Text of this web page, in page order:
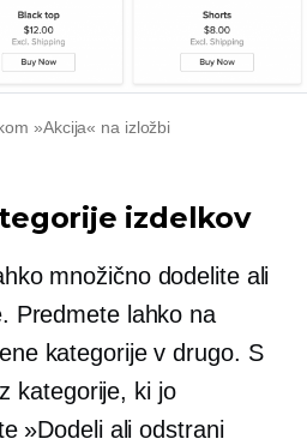
»Akcija« na izložbi
izdelkov
množično dodelite ali
Predmete lahko na
kategorije v drugo. S
kategorije, ki jo
»Dodeli ali odstrani